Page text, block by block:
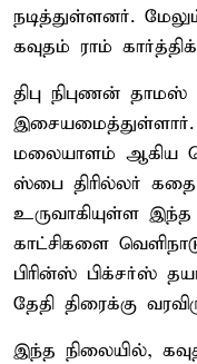
நடித்துள்ளனர்.
கவுதம் ராம்
திபு நிபுணன் தாமஸ்
இசையமைத்துள்ளார்.
மலையாளம் ஆகிய
ஸ்பை திரில்லர்
உருவாகியுள்ள
காட்சிகளை
பிரின்ஸ் பிக்சர்ஸ்
தேதி திரைக்கு
இந்த நிலையில்,